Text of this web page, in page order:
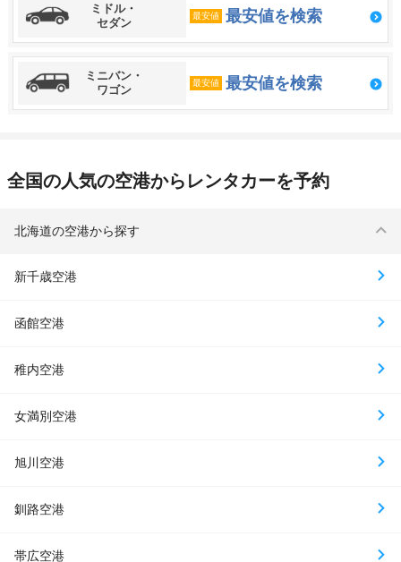
ミドル・
セダン
最安値 最安値を検索
ミニバン・
ワゴン
最安値 最安値を検索
全国の人気の空港からレンタカーを予約
北海道の空港から探す
新千歳空港
函館空港
稚内空港
女満別空港
旭川空港
釧路空港
帯広空港